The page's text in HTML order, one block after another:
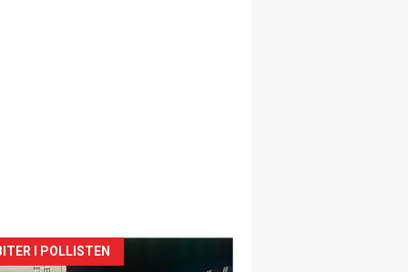
I POLLISTEN